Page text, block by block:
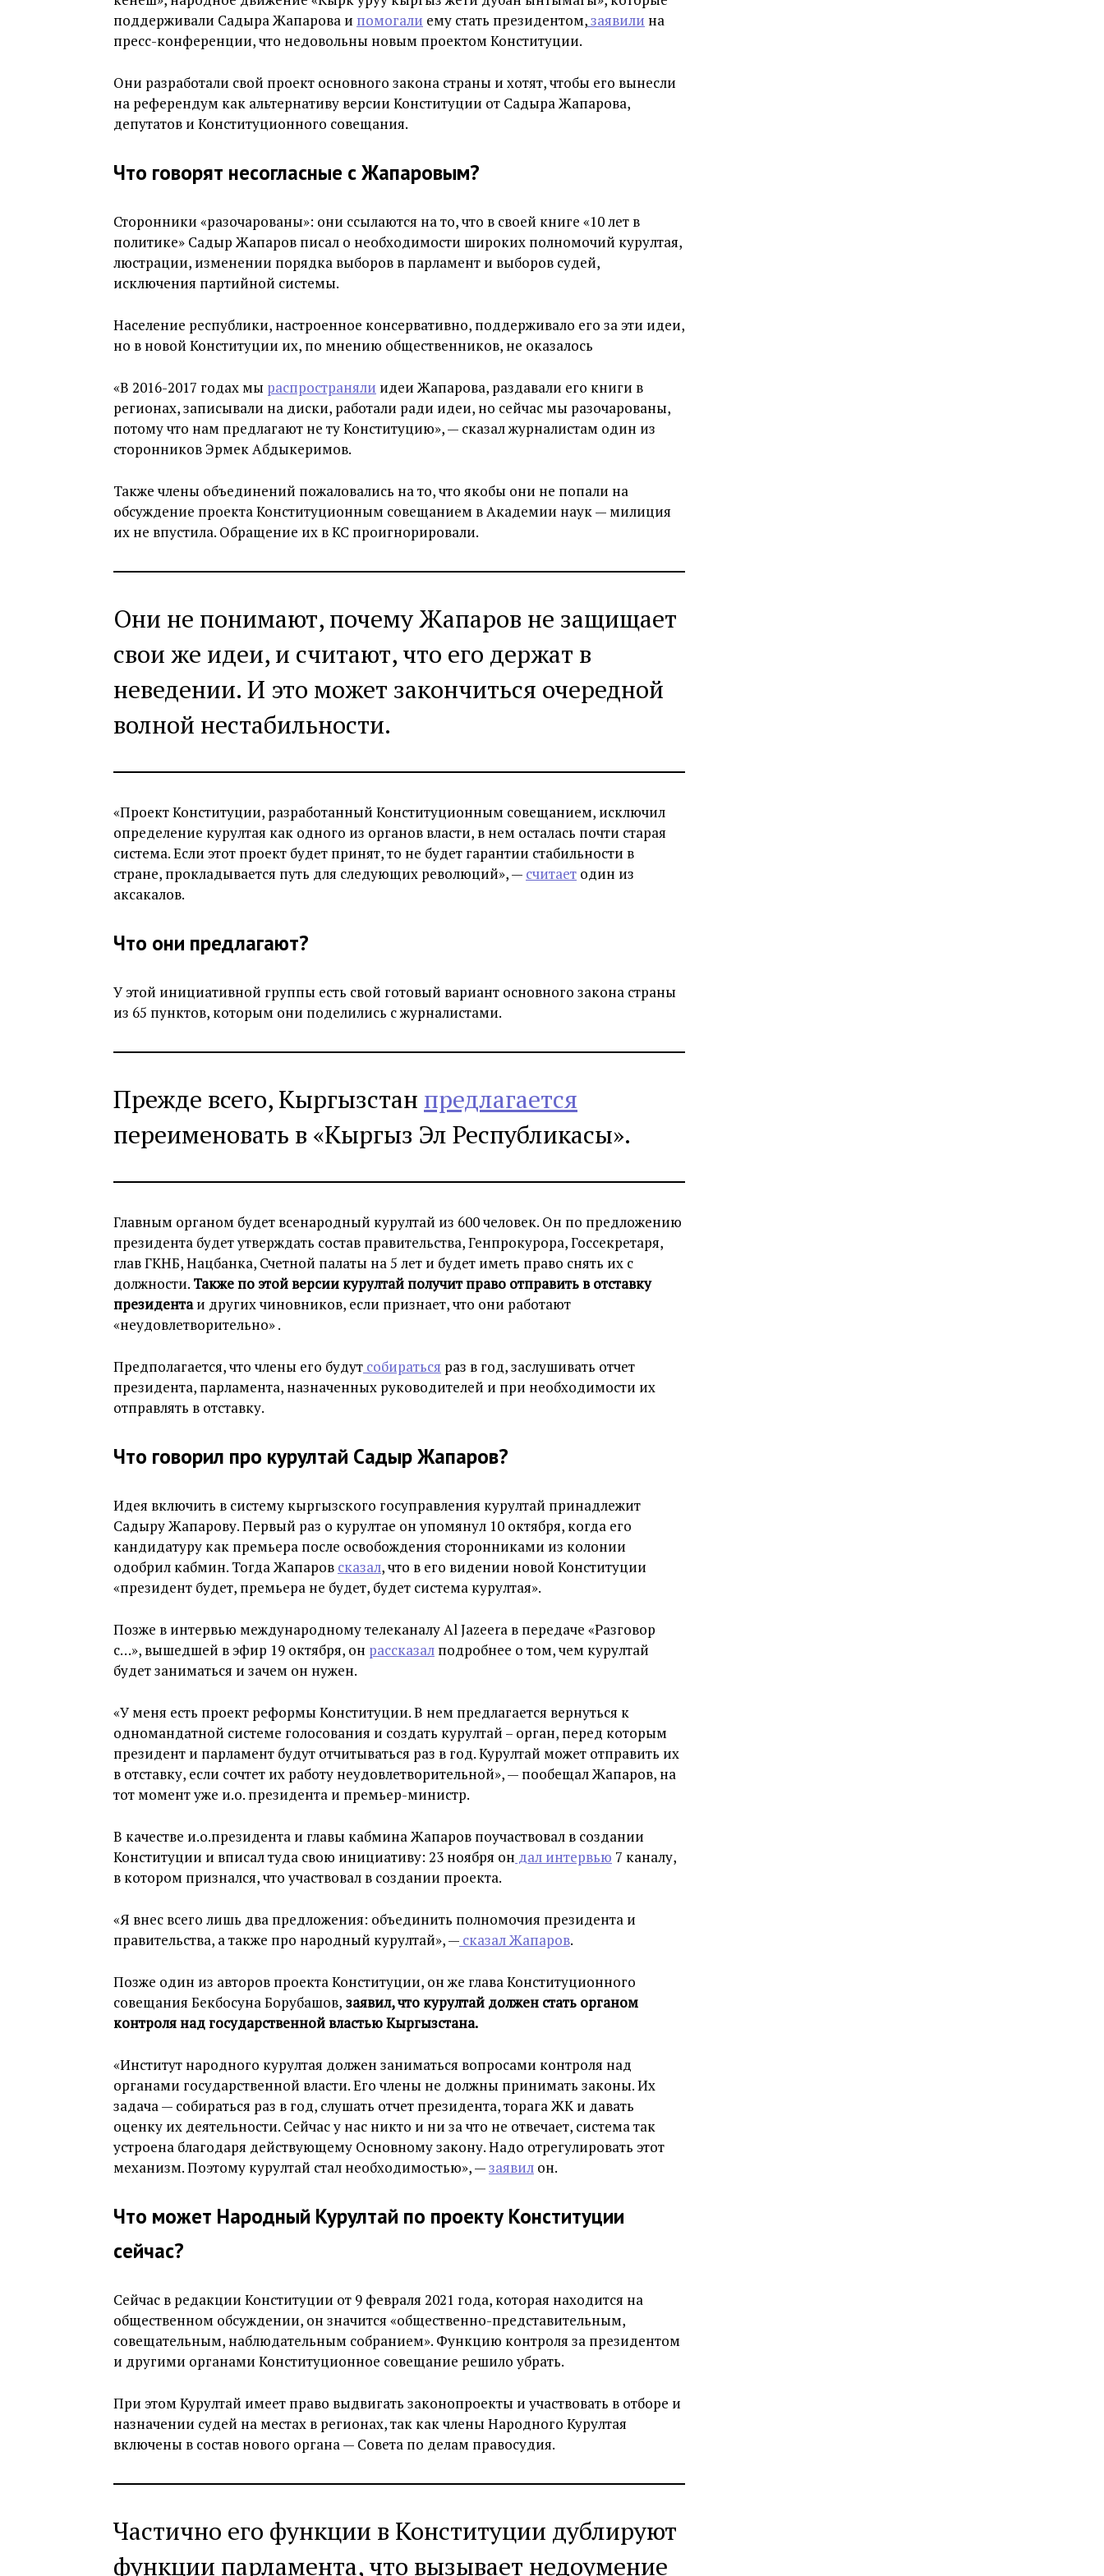
поддерживали Садыра Жапарова и помогали ему стать президентом,заявили на
пресс-конференции, что недовольны новым проектом Конституции.
Они разработали свой проект основного закона страны и хотят, чтобы его вынесли
на референдум как альтернативу версии Конституции от Садыра Жапарова,
депутатов и Конституционного совещания.
Что говорят несогласные с Жапаровым?
Сторонники «разочарованы»: они ссылаются на то, что в своей книге «10 лет в
политике» Садыр Жапаров писал о необходимости широких полномочий курултая,
люстрации, изменении порядка выборов в парламент и выборов судей,
исключения партийной системы.
Население республики, настроенное консервативно, поддерживало его за эти идеи,
но в новой Конституции их, по мнению общественников, не оказалось
«В 2016-2017 годах мы распространяли идеи Жапарова, раздавали его книги в
регионах, записывали на диски, работали ради идеи, но сейчас мы разочарованы,
потому что нам предлагают не ту Конституцию», — сказал журналистам один из
сторонников Эрмек Абдыкеримов.
Также члены объединений пожаловались на то, что якобы они не попали на
обсуждение проекта Конституционным совещанием в Академии наук — милиция
их не впустила. Обращение их в КС проигнорировали.
Они не понимают, почему Жапаров не защищает
свои же идеи, и считают, что его держат в
неведении. И это может закончиться очередной
волной нестабильности.
«Проект Конституции, разработанный Конституционным совещанием, исключил
определение курултая как одного из органов власти, в нем осталась почти старая
система. Если этот проект будет принят, то не будет гарантии стабильности в
стране, прокладывается путь для следующих революций», — считает один из
аксакалов.
Что они предлагают?
У этой инициативной группы есть свой готовый вариант основного закона страны
из 65 пунктов, которым они поделились с журналистами.
Прежде всего, Кыргызстан предлагается
переименовать в «Кыргыз Эл Республикасы».
Главным органом будет всенародный курултай из 600 человек. Он по предложению
президента будет утверждать состав правительства, Генпрокурора, Госсекретаря,
глав ГКНБ, Нацбанка, Счетной палаты на 5 лет и будет иметь право снять их с
должности. Также по этой версии курултай получит право отправить в отставку
президентаи других чиновников, если признает, что они работают
«неудовлетворительно» .
Предполагается, что члены его будут собираться раз в год, заслушивать отчет
президента, парламента, назначенных руководителей и при необходимости их
отправлять в отставку.
Что говорил про курултай Садыр Жапаров?
Идея включить в систему кыргызского госуправления курултай принадлежит
Садыру Жапарову. Первый раз о курултае он упомянул 10 октября, когда его
кандидатуру как премьера после освобождения сторонниками из колонии
одобрил кабмин. Тогда Жапаров сказал, что в его видении новой Конституции
«президент будет, премьера не будет, будет система курултая».
Позже в интервью международному телеканалу Al Jazeera в передаче «Разговор
с…», вышедшей в эфир 19 октября, он рассказал подробнее о том, чем курултай
будет заниматься и зачем он нужен.
«У меня есть проект реформы Конституции. В нем предлагается вернуться к
одномандатной системе голосования и создать курултай – орган, перед которым
президент и парламент будут отчитываться раз в год. Курултай может отправить их
в отставку, если сочтет их работу неудовлетворительной», — пообещал Жапаров, на
тот момент уже и.о. президента и премьер-министр.
В качестве и.о.президента и главы кабмина Жапаров поучаствовал в создании
Конституции и вписал туда свою инициативу: 23 ноября он дал интервью 7 каналу,
в котором признался, что участвовал в создании проекта.
«Я внес всего лишь два предложения: объединить полномочия президента и
правительства, а также про народный курултай», — сказал Жапаров.
Позже один из авторов проекта Конституции, он же глава Конституционного
совещания Бекбосуна Борубашов, заявил, что курултай должен стать органом
контроля над государственной властью Кыргызстана.
«Институт народного курултая должен заниматься вопросами контроля над
органами государственной власти. Его члены не должны принимать законы. Их
задача — собираться раз в год, слушать отчет президента, торага ЖК и давать
оценку их деятельности. Сейчас у нас никто и ни за что не отвечает, система так
устроена благодаря действующему Основному закону. Надо отрегулировать этот
механизм. Поэтому курултай стал необходимостью», —заявил он.
Что может Народный Курултай по проекту Конституции
сейчас?
Сейчас в редакции Конституции от 9 февраля 2021 года, которая находится на
общественном обсуждении, он значится «общественно-представительным,
совещательным, наблюдательным собранием». Функцию контроля за президентом
и другими органами Конституционное совещание решило убрать.
При этом Курултай имеет право выдвигать законопроекты и участвовать в отборе и
назначении судей на местах в регионах, так как члены Народного Курултая
включены в состав нового органа — Совета по делам правосудия.
Частично его функции в Конституции дублируют
функции парламента, что вызывает недоумение